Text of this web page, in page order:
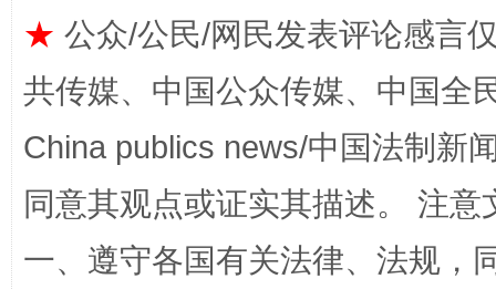
★ 公众/公民/网民发表评论感言
共传媒、中国公众传媒、中国全
China publics news/中国法制新
同意其观点或证实其描述。 注
一、遵守各国有关法律、法规，